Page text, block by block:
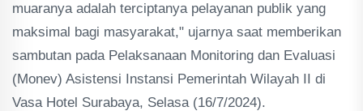
muaranya adalah terciptanya pelayanan publik yang
maksimal bagi masyarakat," ujarnya saat memberikan
sambutan pada Pelaksanaan Monitoring dan Evaluasi
(Monev) Asistensi Instansi Pemerintah Wilayah II di
Vasa Hotel Surabaya, Selasa (16/7/2024).